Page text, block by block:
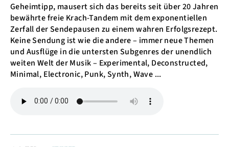
Geheimtipp, mausert sich das bereits seit über 20 Jahren
bewährte freie Krach-Tandem mit dem exponentiellen
Zerfall der Sendepausen zu einem wahren Erfolgsrezept.
Keine Sendung ist wie die andere – immer neue Themen
und Ausflüge in die untersten Subgenres der unendlich
weiten Welt der Musik – Experimental, Deconstructed,
Minimal, Electronic, Punk, Synth, Wave ...